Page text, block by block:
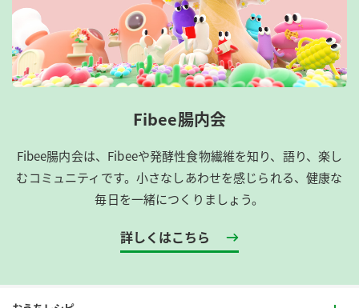
Fibee腸内会
Fibee腸内会は、​Fibeeや発酵性食物繊維を知り、語り、楽し
むコミュニティです。​小さなしあわせを感じられる、健康な
毎日を一緒につくりましょう。
詳しくはこちら